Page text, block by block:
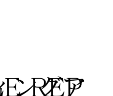
REP
ングア